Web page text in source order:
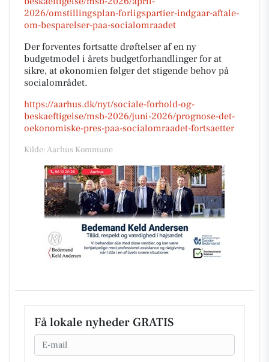
2026/omstillingsplan-forligspartier-indgaar-aftale-
om-besparelser-paa-socialomraadet
Der forventes fortsatte drøftelser af en ny
budgetmodel i årets budgetforhandlinger for at
sikre, at økonomien følger det stigende behov på
socialområdet.
https://aarhus.dk/nyt/sociale-forhold-og-
beskaeftigelse/msb-2026/juni-2026/prognose-det-
oekonomiske-pres-paa-socialomraadet-fortsaetter
Kilde: Aarhus Kommune
Få lokale nyheder GRATIS
Email